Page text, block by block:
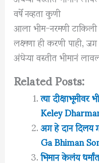
वर्षे नव्हता कुणी
आला भीम-नरमणी
लक्ष्मणा ही करणी पाही,
अंधेऱ्या वस्तीत भीमानं
Related Posts:
त्या
Keley
अग हे दान
Ga Bhiman
भिमान केलंय